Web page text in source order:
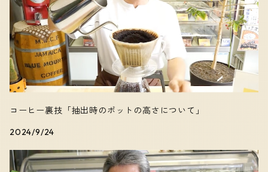
コーヒー裏技「抽出時のポットの高さについて」
2024/9/24